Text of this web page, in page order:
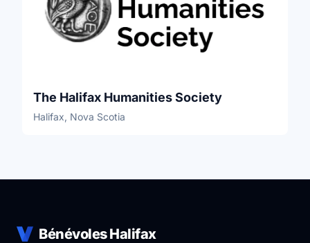
The Halifax Humanities Society
Halifax, Nova Scotia
Bénévoles Halifax